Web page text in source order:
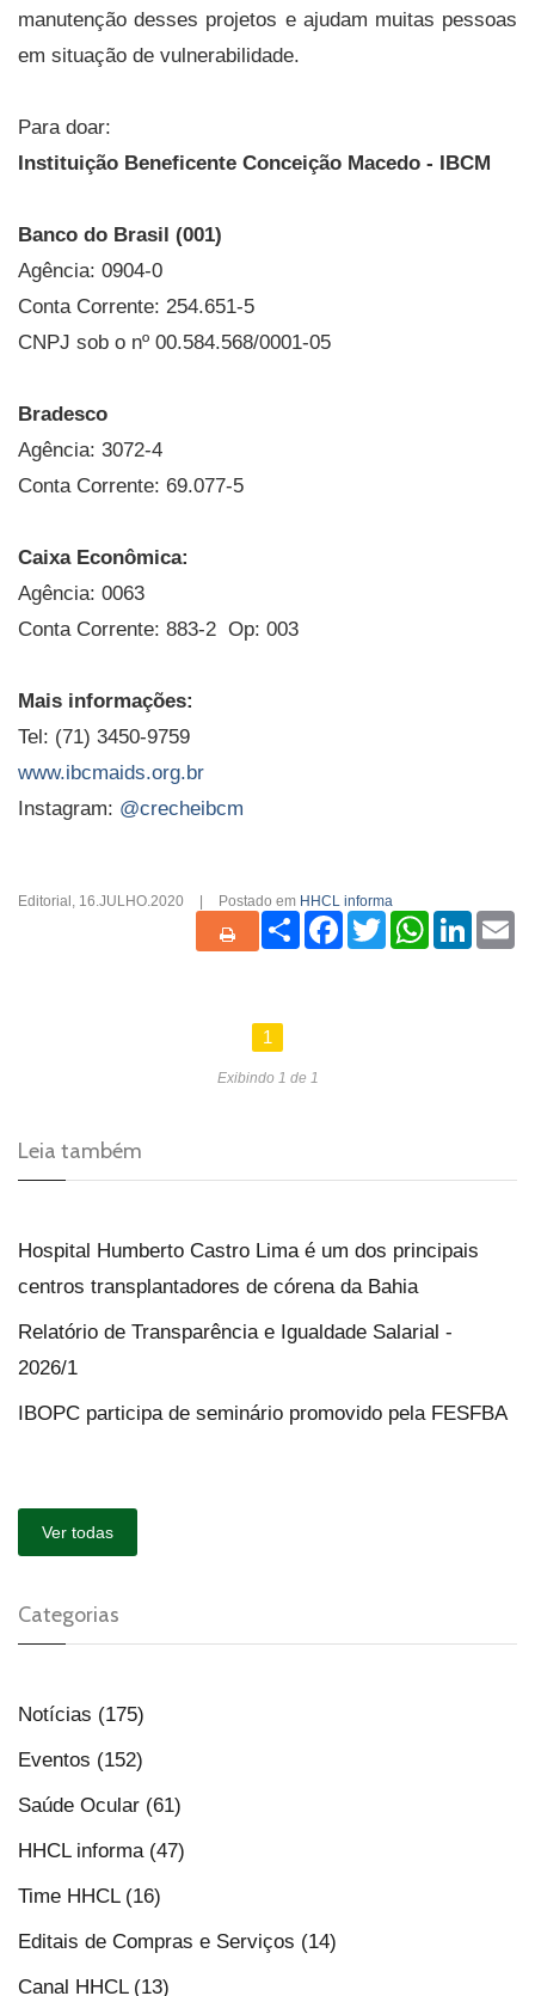
manutenção desses projetos e ajudam muitas pessoas
em situação de vulnerabilidade.
Para doar:
Instituição Beneficente Conceição Macedo - IBCM
Banco do Brasil (001)
Agência: 0904-0
Conta Corrente: 254.651-5
CNPJ sob o nº 00.584.568/0001-05
Bradesco
Agência: 3072-4
Conta Corrente: 69.077-5
Caixa Econômica:
Agência: 0063
Conta Corrente: 883-2 Op: 003
Mais informações:
Tel: (71) 3450-9759
www.ibcmaids.org.br
Instagram: @crecheibcm
Editorial , 16.JULHO.2020 Postado em HHCL informa
ShareFacebook
TwitterWhatsApp
1
Exibindo 1 de 1
Leia também
Hospital Humberto Castro Lima é um dos principais
centros transplantadores de córena da Bahia
Relatório de Transparência e Igualdade Salarial -
2026/1
IBOPC participa de seminário promovido pela FESFBA
Ver todas
Categorias
Notícias (175)
Eventos (152)
Saúde Ocular (61)
HHCL informa (47)
Time HHCL (16)
Editais de Compras e Serviços (14)
Canal HHCL (13)